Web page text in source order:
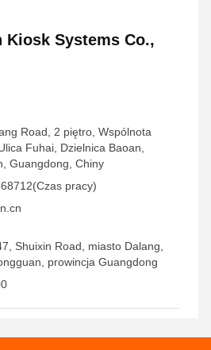
Kiosk Systems Co.,
Road, 2 piętro, Wspólnota
Fuhai, Dzielnica Baoan,
Guangdong, Chiny
pracy)
Shuixin Road, miasto Dalang,
prowincja Guangdong